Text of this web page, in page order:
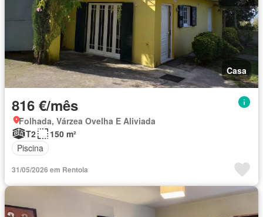
Casa
816 €/mês
Folhada, Várzea Ovelha E Aliviada
T2
150 m²
Piscina
31/05/2026 em Rentola